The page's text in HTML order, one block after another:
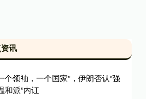
讯
个领袖，一个国家”，伊朗否认“强
和派”内讧